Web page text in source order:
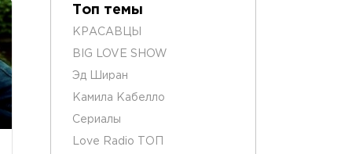
Топ темы
КРАСАВЦЫ
BIG LOVE SHOW
Эд Ширан
Камила Кабелло
Сериалы
Love Radio ТОП